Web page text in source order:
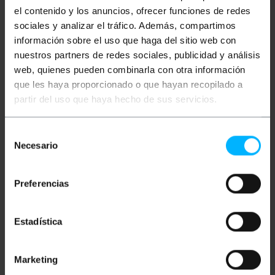
el contenido y los anuncios, ofrecer funciones de redes
sociales y analizar el tráfico. Además, compartimos
información sobre el uso que haga del sitio web con
nuestros partners de redes sociales, publicidad y análisis
web, quienes pueden combinarla con otra información
que les haya proporcionado o que hayan recopilado a
partir del uso que haya hecho de sus servicios.
Necesario
Preferencias
Estadística
Marketing
Beschrijving
Stroomkabel voor elektrische apparaten. Het heeft
een schakelaar om de stroom door de kabel te
openen of te sluiten. Aan de ene kant heeft het een
bipolaire europlug-kabel en aan de andere kant heeft
Het heeft een AAN / UIT door schakelaar.
1,5 m kabellengte
Witte kabel